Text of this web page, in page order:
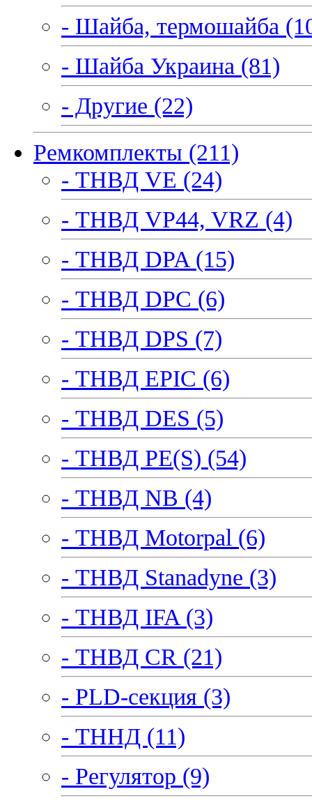
- Шайба, термошайба
- Шайба Украина (81)
- Другие (22)
Ремкомплекты (211)
- ТНВД VE (24)
- ТНВД VP44, VRZ (4)
- ТНВД DPA (15)
- ТНВД DPC (6)
- ТНВД DPS (7)
- ТНВД EPIC (6)
- ТНВД DES (5)
- ТНВД PE(S) (54)
- ТНВД NB (4)
- ТНВД Motorpal (6)
- ТНВД Stanadyne (3)
- ТНВД IFA (3)
- ТНВД CR (21)
- PLD-секция (3)
- ТННД (11)
- Регулятор (9)